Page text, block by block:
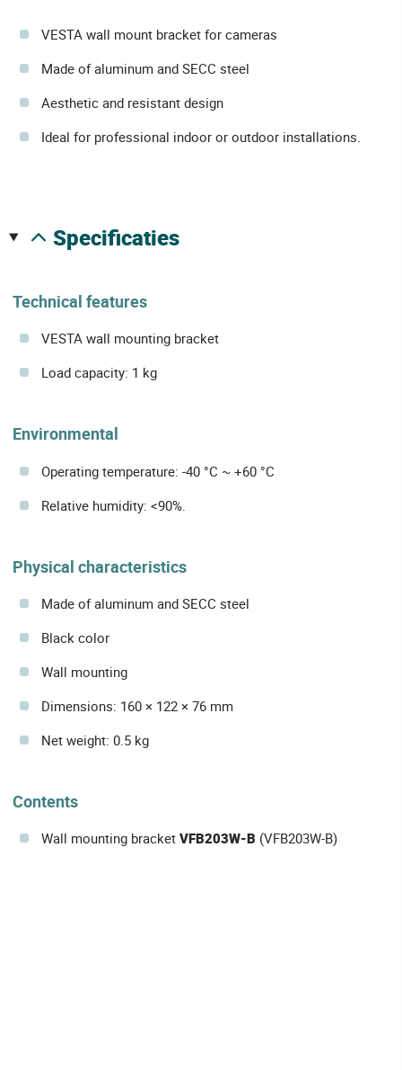
VESTA wall mount bracket for cameras
Made of aluminum and SECC steel
Aesthetic and resistant design
Ideal for professional indoor or outdoor installations.
specificaties
Technical features
VESTA wall mounting bracket
Load capacity: 1 kg
Environmental
Operating temperature: -40 °C ~ +60 °C
Relative humidity: <90%.
Physical characteristics
Made of aluminum and SECC steel
Black color
Wall mounting
Dimensions: 160 × 122 × 76 mm
Net weight: 0.5 kg
Contents
Wall mounting bracket VFB203W-B (VFB203W-B)